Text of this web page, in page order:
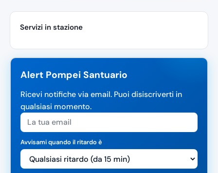
Servizi in stazione
Alert Pompei Santuario
Ricevi notifiche via email. Puoi disiscriverti in
qualsiasi momento.
Avvisami quando il ritardo è